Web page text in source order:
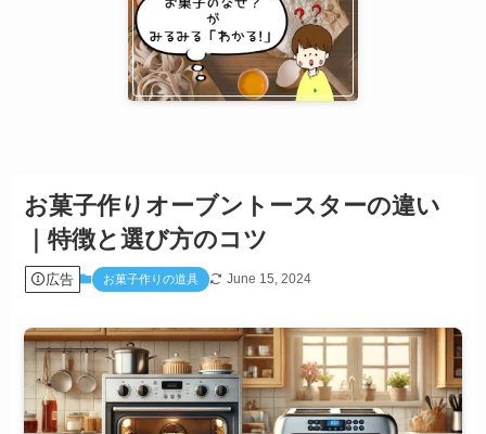
お菓子作りオーブントースターの違い
｜特徴と選び方のコツ
広告 お菓子作りの道具 June 15, 2024